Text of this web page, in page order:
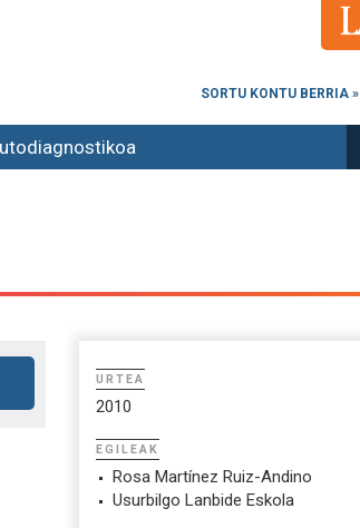
SORTU KONTU BERRIA »
URTEA
2010
EGILEAK
Rosa Martínez Ruiz-Andino
Usurbilgo Lanbide Eskola